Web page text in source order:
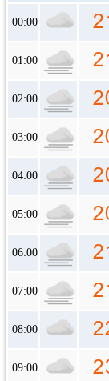
00:00
01:00
02:00
03:00
04:00
05:00
06:00
07:00
08:00
09:00